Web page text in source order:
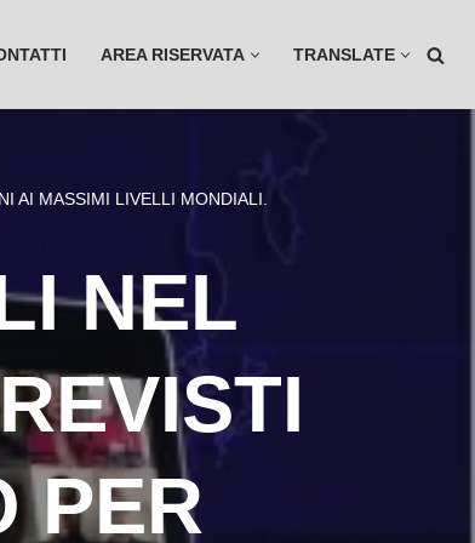
AREA RISERVATA TRANSLATE
AI MASSIMI LIVELLI MONDIALI.
NEL
PER